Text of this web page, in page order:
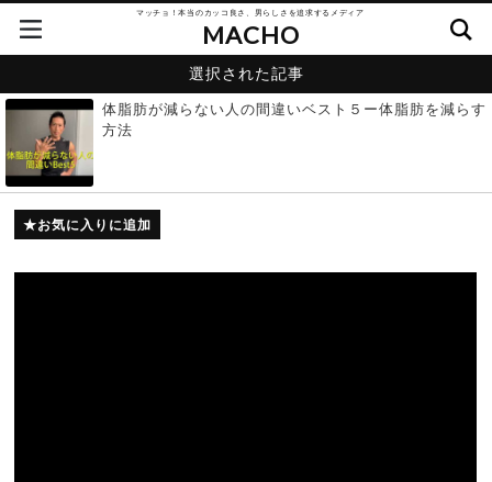
マッチョ！本当のカッコ良さ、男らしさを追求するメディア
MACHO
選択された記事
体脂肪が減らない人の間違いベスト５ー体脂肪を減らす
方法
お気に入りに追加